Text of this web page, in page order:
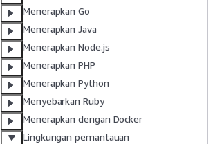
Menerapkan Go
Menerapkan Java
Menerapkan Node.js
Menerapkan PHP
Menerapkan Python
Menyebarkan Ruby
Menerapkan dengan Docker
Lingkungan pemantauan